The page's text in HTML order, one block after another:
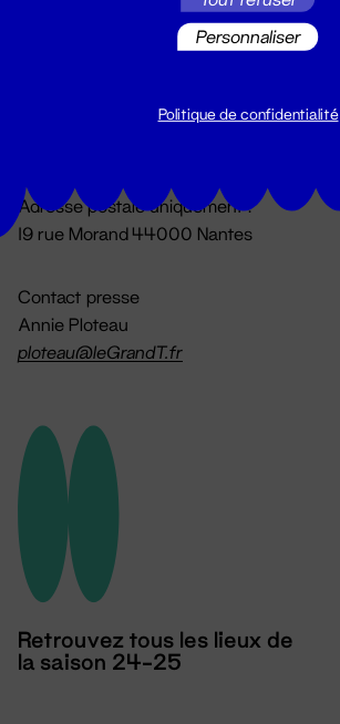
Du lundi au vendredi 14h → 18h
Adresse postale uniquement :
19 rue Morand 44000 Nantes
Contact presse
Annie Ploteau
ploteau@leGrandT.fr
Retrouvez tous les lieux de
la saison 24-25
Personnaliser
Politique de confidentialité